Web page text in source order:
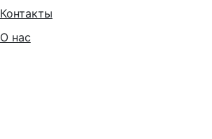
Контакты
О нас